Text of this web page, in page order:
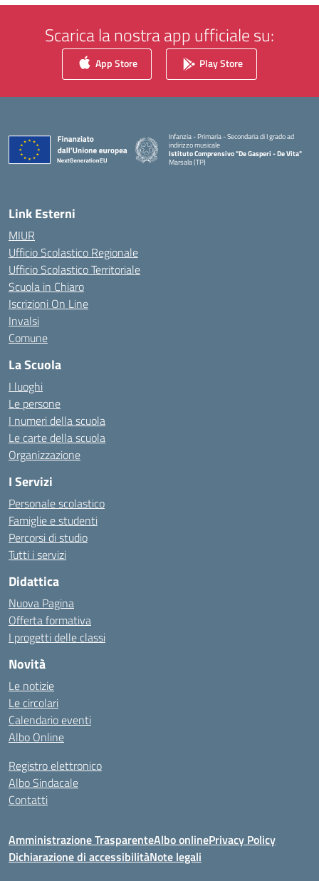
Scarica la nostra app ufficiale su:
App Store Play Store
Infanzia - Primaria - Secondaria di I grado ad
indirizzo musicale
Istituto Comprensivo "De Gasperi - De Vita"
Marsala (TP)
Link Esterni
MIUR
Ufficio Scolastico Regionale
Ufficio Scolastico Territoriale
Scuola in Chiaro
Iscrizioni On Line
Invalsi
Comune
La Scuola
I luoghi
Le persone
I numeri della scuola
Le carte della scuola
Organizzazione
I Servizi
Personale scolastico
Famiglie e studenti
Percorsi di studio
Tutti i servizi
Didattica
Nuova Pagina
Offerta formativa
I progetti delle classi
Novità
Le notizie
Le circolari
Calendario eventi
Albo Online
Registro elettronico
Albo Sindacale
Contatti
Amministrazione TrasparenteAlbo onlinePrivacy Policy
Dichiarazione di accessibilitàNote legali